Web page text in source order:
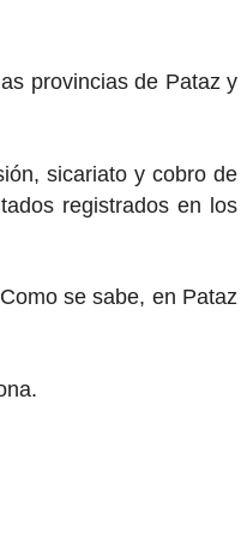
provincias de Pataz y
sicariato y cobro de
registrados en los
se sabe, en Pataz